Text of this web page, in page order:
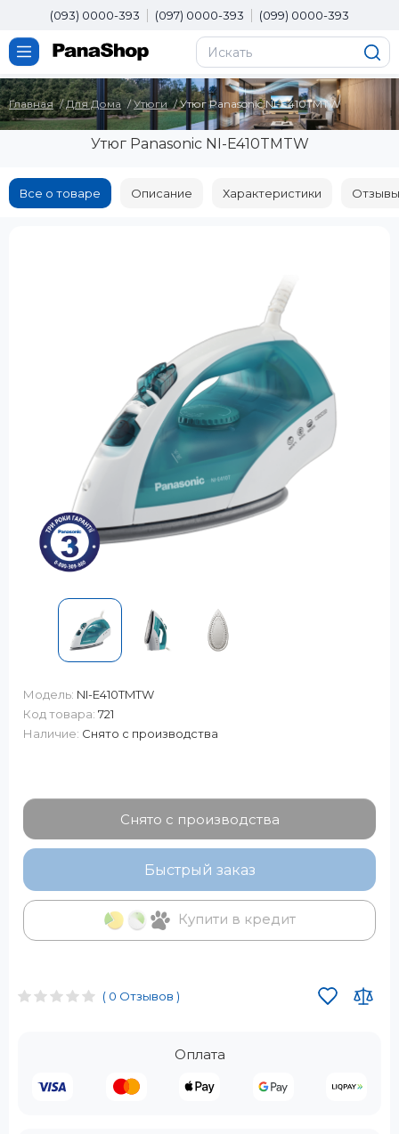
(093) 0000-393 (097) 0000-393 (099) 0000-393
Главная Для Дома Утюги Утюг Panasonic NI-E410TMTW
Утюг Panasonic NI-E410TMTW
Все о товаре Описание Характеристики
( 0 Отзывов )
Оплата
Модель: NI-E410TMTW
Код товара: 721
Наличие: Снято с производства
Быстрый заказ
Снято с производства
Купити в кредит